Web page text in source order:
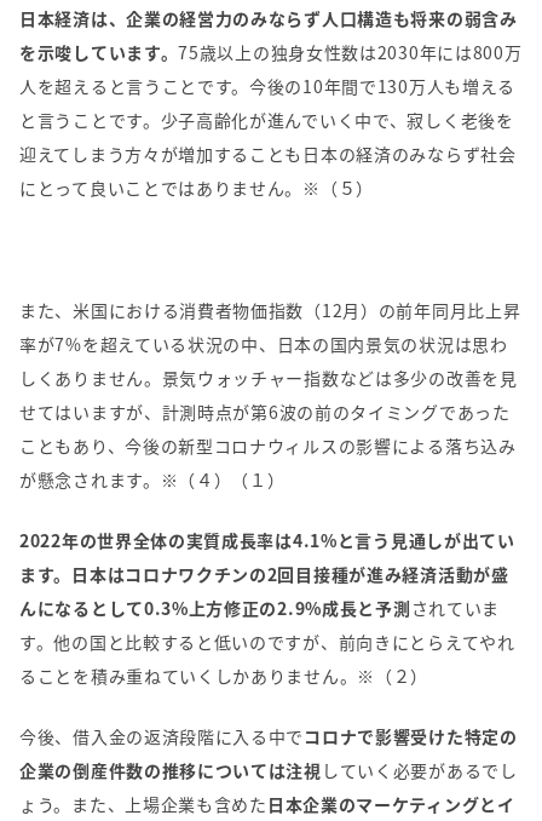
日本経済は、企業の経営力のみならず人口構造も将来の弱含み
を示唆しています。75歳以上の独身女性数は2030年には800万
人を超えると言うことです。今後の10年間で130万人も増える
と言うことです。少子高齢化が進んでいく中で、寂しく老後を
迎えてしまう方々が増加することも日本の経済のみならず社会
にとって良いことではありません。※（５）
また、米国における消費者物価指数（12月）の前年同月比上昇
率が7%を超えている状況の中、日本の国内景気の状況は思わ
しくありません。景気ウォッチャー指数などは多少の改善を見
せてはいますが、計測時点が第6波の前のタイミングであった
こともあり、今後の新型コロナウィルスの影響による落ち込み
が懸念されます。※（４）（１）
2022年の世界全体の実質成長率は4.1%と言う見通しが出てい
ます。日本はコロナワクチンの2回目接種が進み経済活動が盛
んになるとして0.3%上方修正の2.9%成長と予測 されていま
す。他の国と比較すると低いのですが、前向きにとらえてやれ
ることを積み重ねていくしかありません。※（２）
今後、借入金の返済段階に入る中で コロナで影響受けた特定の
企業の倒産件数の推移については注視 していく必要があるでし
ょう。また、上場企業も含めた 日本企業のマーケティングとイ